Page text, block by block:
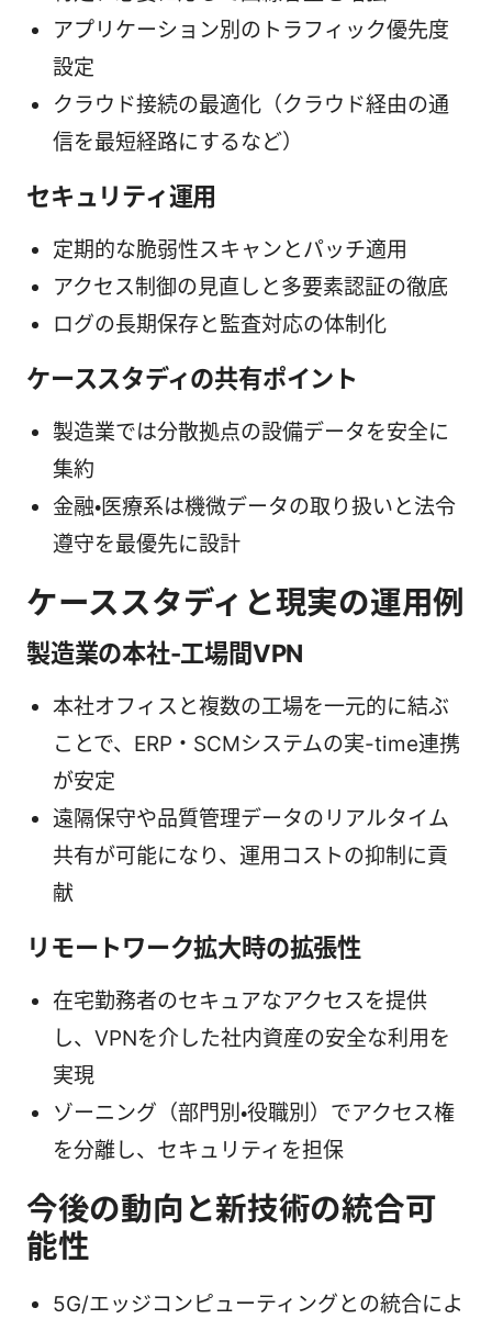
アプリケーション別のトラフィック優先度
設定
クラウド接続の最適化（クラウド経由の通
信を最短経路にするなど）
セキュリティ運用
定期的な脆弱性スキャンとパッチ適用
アクセス制御の見直しと多要素認証の徹底
ログの長期保存と監査対応の体制化
ケーススタディの共有ポイント
製造業では分散拠点の設備データを安全に
集約
金融・医療系は機微データの取り扱いと法令
遵守を最優先に設計
ケーススタディと現実の運用例
製造業の本社-工場間VPN
本社オフィスと複数の工場を一元的に結ぶ
ことで、ERP・SCMシステムの実-time連携
が安定
遠隔保守や品質管理データのリアルタイム
共有が可能になり、運用コストの抑制に貢
献
リモートワーク拡大時の拡張性
在宅勤務者のセキュアなアクセスを提供
し、VPNを介した社内資産の安全な利用を
実現
ゾーニング（部門別・役職別）でアクセス権
を分離し、セキュリティを担保
今後の動向と新技術の統合可
能性
5G/エッジコンピューティングとの統合によ